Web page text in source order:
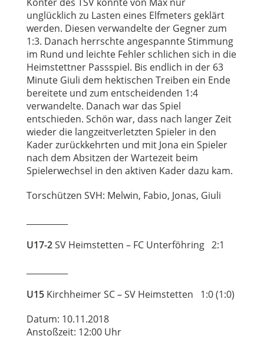
unglücklich zu Lasten eines Elfmeters geklärt
werden. Diesen verwandelte der Gegner zum
1:3. Danach herrschte angespannte Stimmung
im Rund und leichte Fehler schlichen sich in die
Heimstettner Passspiel. Bis endlich in der 63
Minute Giuli dem hektischen Treiben ein Ende
bereitete und zum entscheidenden 1:4
verwandelte. Danach war das Spiel
entschieden. Schön war, dass nach langer Zeit
wieder die langzeitverletzten Spieler in den
Kader zurückkehrten und mit Jona ein Spieler
nach dem Absitzen der Wartezeit beim
Spielerwechsel in den aktiven Kader dazu kam.
Torschützen SVH: Melwin, Fabio, Jonas, Giuli
U17-2SV Heimstetten – FC Unterföhring 2:1
U15 Kirchheimer SC – SV Heimstetten 1:0 (1:0)
Datum: 10.11.2018
Anstoßzeit: 12:00 Uhr